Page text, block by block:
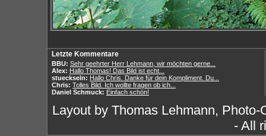
Letzte Kommentare
BBU: Sehr geehrter Herr Lehmann, wir möchten gerne...
Alex: Hallo Thomas! Das Bild ist echt...
stueckseln: Hallo Chris. Danke für dein Kompliment. Du...
Chris: Tolles Bild. Ich wollte fragen ob ich...
Daniel Schmuck: Einfach schön!
Layout by Thomas Lehmann,
- All